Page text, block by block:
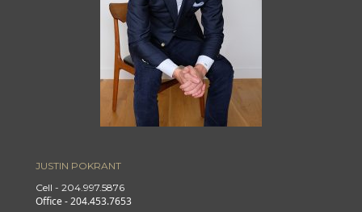
JUSTIN POKRANT
Cell - 204.997.5876
Office - 204.453.7653